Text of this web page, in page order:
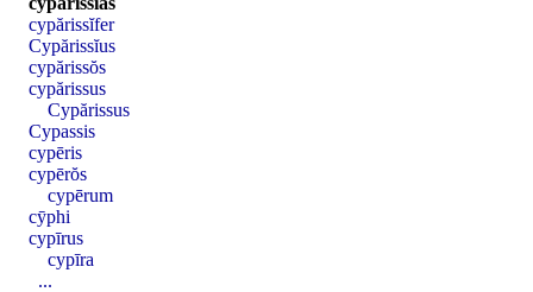
cypărissĭfer
Cypărissĭus
cypărissŏs
cypărissus
Cypărissus
Cypassis
cypēris
cypērŏs
cypērum
cȳphi
cypīrus
cypīra
...